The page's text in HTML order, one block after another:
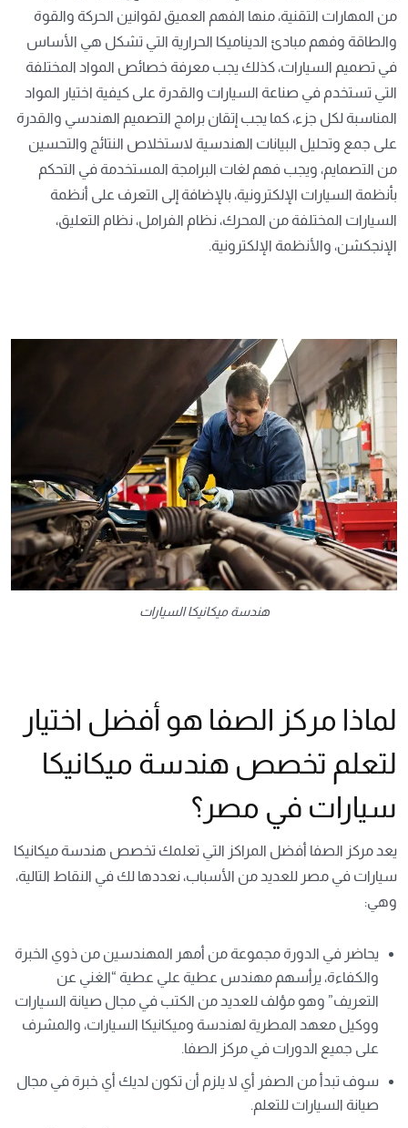
من المهارات التقنية، منها الفهم العميق لقوانين الحركة والقوة
والطاقة وفهم مبادئ الديناميكا الحرارية التي تشكل هي الأساس
في تصميم السيارات، كذلك يجب معرفة خصائص المواد المختلفة
التي تستخدم في صناعة السيارات والقدرة على كيفية اختيار المواد
المناسبة لكل جزء، كما يجب إتقان برامج التصميم الهندسي والقدرة
على جمع وتحليل البيانات الهندسية لاستخلاص النتائج والتحسين
من التصمايم، ويجب فهم لغات البرامجة المستخدمة في التحكم
بأنظمة السيارات الإلكترونية، بالإضافة إلى التعرف على أنظمة
السيارات المختلفة من المحرك، نظام الفرامل، نظام التعليق،
الإنجكشن، والأنظمة الإلكترونية.
هندسة ميكانيكا السيارات
لماذا مركز الصفا هو أفضل اختيار
لتعلم تخصص هندسة ميكانيكا
سيارات في مصر؟
يعد مركز الصفا أفضل المراكز التي تعلمك تخصص هندسة ميكانيكا
سيارات في مصر للعديد من الأسباب، نعددها لك في النقاط التالية،
وهي:
يحاضر في الدورة مجموعة من أمهر المهندسين من ذوي الخبرة
والكفاءة، يرأسهم مهندس عطية علي عطية “الغني عن
التعريف” وهو مؤلف للعديد من الكتب في مجال صيانة السيارات
ووكيل معهد المطرية لهندسة وميكانيكا السيارات، والمشرف
على جميع الدورات في مركز الصفا.
سوف تبدأ من الصفر أي لا يلزم أن تكون لديك أي خبرة في مجال
صيانة السيارات للتعلم.